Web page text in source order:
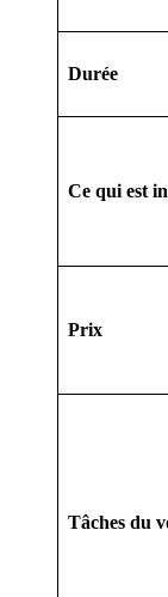
Durée
Ce qui est
Prix
Tâches du